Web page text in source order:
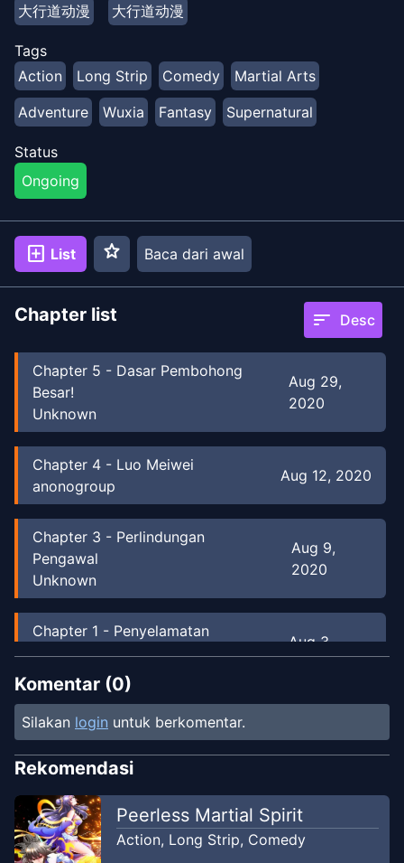
大行道动漫
大行道动漫
Tags
Action
Long Strip Comedy
Martial Arts
Adventure
Wuxia Fantasy Supernatural
Status
Ongoing
add_box List star Baca dari awal
Chapter list sort Desc
Chapter 5 - Dasar Pembohong
Besar!
Unknown
Aug 29,
2020
Chapter 4 - Luo Meiwei
anonogroup
Aug 12, 2020
Chapter 3 - Perlindungan
Pengawal
Unknown
Aug 9,
2020
Chapter 1 - Penyelamatan
makam
Unknown
Aug 3,
2020
Komentar (0)
Silakan login untuk berkomentar.
Rekomendasi
Peerless Martial Spirit
Action, Long Strip, Comedy